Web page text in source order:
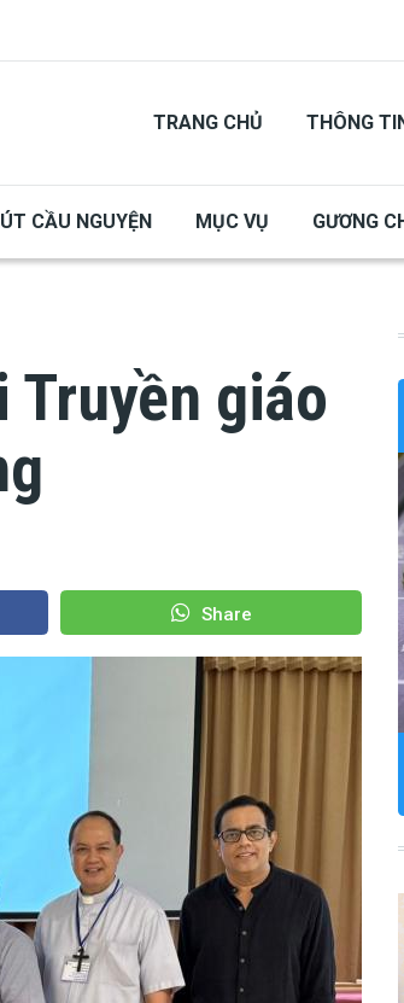
TRANG CHỦ THÔNG
CẦU NGUYỆN MỤC VỤ GƯƠNG
Truyền giáo
Share